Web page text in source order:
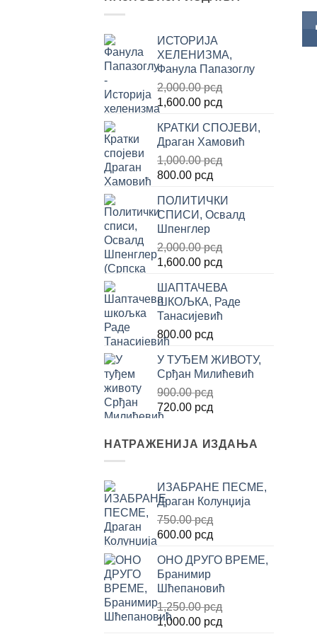
ИСТОРИЈА
ХЕЛЕНИЗМА,
Фанула Папазоглу
2,000.00рсд
Оригинална
цена
је
била:
2,000.00 рсд.
1,600.00 рсд
је:
1,600.00 рсд.
КРАТКИ СПОЈЕВИ,
Драган Хамовић
1,000.00рсд
Оригинална
је
била:
1,000.00 рсд.
800.00 рсд
је:
800.00 рсд.
ПОЛИТИЧКИ
СПИСИ, Освалд
Шпенглер
2,000.00рсд
Оригинална
је
била:
2,000.00 рсд.
1,600.00 рсд
је:
1,600.00 рсд.
ШАПТАЧЕВА
ШКОЉКА, Раде
Танасијевић
800.00 рсд
У ТУЂЕМ ЖИВОТУ,
Срђан Милићевић
900.00рсд
Оригинална
цена
била:
720.00 рсд
720.00 рсд.
НАТРАЖЕНИЈА ИЗДАЊА
ИЗАБРАНЕ ПЕСМЕ,
Драган Колунџија
750.00рсд
Оригинална
је
била:
750.00 рсд.
600.00 рсд
је:
ОНО ДРУГО ВРЕМЕ,
Бранимир
Шћепановић
1,250.00рсд
Оригинална
1,000.00 рсд